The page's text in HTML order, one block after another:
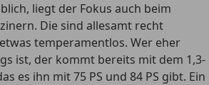
liegt der Fokus auch beim
Die sind allesamt recht
temperamentlos. Wer eher
ist, der kommt bereits mit dem 1,3-
es ihn mit 75 PS und 84 PS gibt. Ein